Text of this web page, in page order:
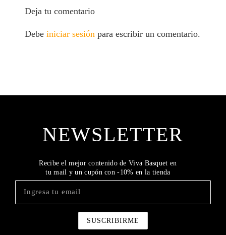
Deja tu comentario
Debeiniciar sesiónpara escribir un comentario.
NEWSLETTER
Recibe el mejor contenido de Viva Basquet en
tu mail y un cupón con -10% en la tienda